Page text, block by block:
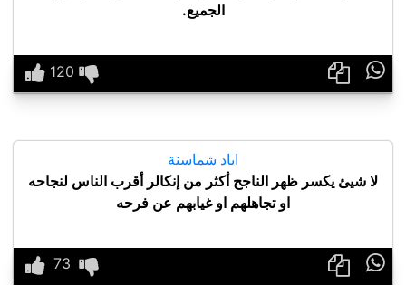
الجميع.

اياد شماسنة
لا شيئ يكسر ظهر الناجح أكثر من إنكالر أقرب الناس لنجاحه
او تجاهلهم او غيابهم عن فرحه
